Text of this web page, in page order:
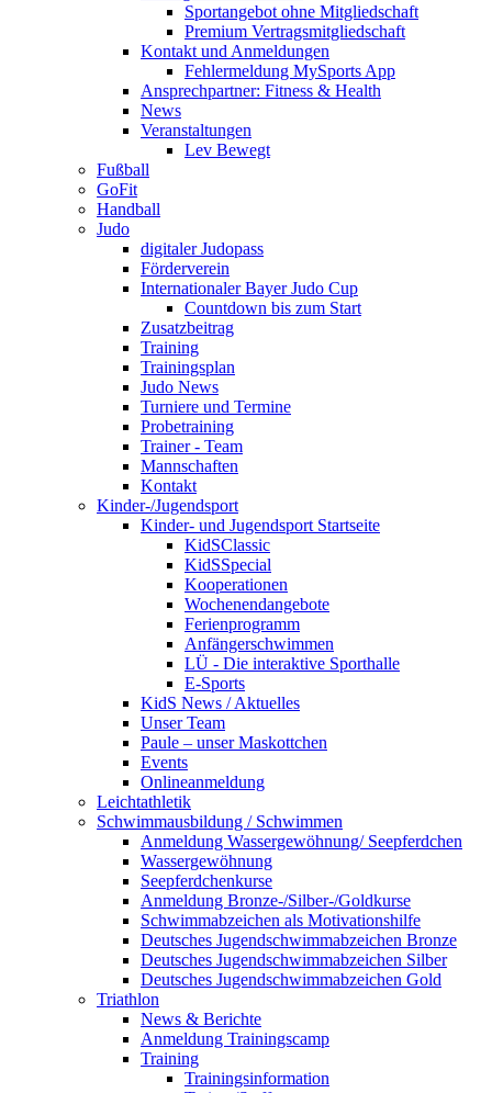
Sportangebot ohne Mitgliedschaft
Premium Vertragsmitgliedschaft
Kontakt und Anmeldungen
Fehlermeldung MySports App
Ansprechpartner: Fitness & Health
News
Veranstaltungen
Lev Bewegt
Fußball
GoFit
Handball
Judo
digitaler Judopass
Förderverein
Internationaler Bayer Judo Cup
Countdown bis zum Start
Zusatzbeitrag
Training
Trainingsplan
Judo News
Turniere und Termine
Probetraining
Trainer - Team
Mannschaften
Kontakt
Kinder-/Jugendsport
Kinder- und Jugendsport Startseite
KidSClassic
KidSSpecial
Kooperationen
Wochenendangebote
Ferienprogramm
Anfängerschwimmen
LÜ - Die interaktive Sporthalle
E-Sports
KidS News / Aktuelles
Unser Team
Paule – unser Maskottchen
Events
Onlineanmeldung
Leichtathletik
Schwimmausbildung / Schwimmen
Anmeldung Wassergewöhnung/ Seepferdchen
Wassergewöhnung
Seepferdchenkurse
Anmeldung Bronze-/Silber-/Goldkurse
Schwimmabzeichen als Motivationshilfe
Deutsches Jugendschwimmabzeichen Bronze
Deutsches Jugendschwimmabzeichen Silber
Deutsches Jugendschwimmabzeichen Gold
Triathlon
News & Berichte
Anmeldung Trainingscamp
Training
Trainingsinformation